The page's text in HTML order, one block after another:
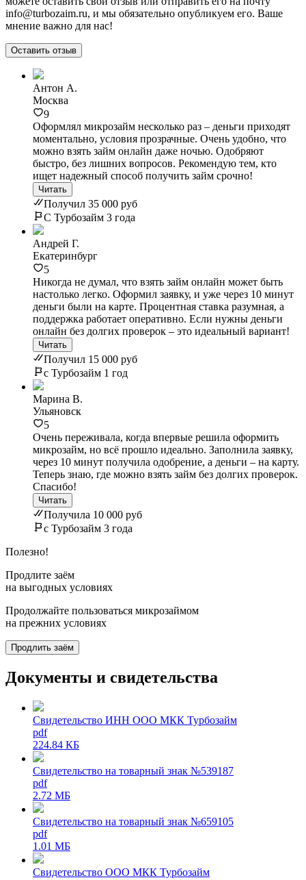
info@turbozaim.ru, и мы обязательно опубликуем его. Ваше
мнение важно для нас!
Оставить отзыв
Антон А.
Москва
9
Оформлял микрозайм несколько раз – деньги приходят
моментально, условия прозрачные. Очень удобно, что
можно взять займ онлайн даже ночью. Одобряют
быстро, без лишних вопросов. Рекомендую тем, кто
ищет надежный способ получить займ срочно!
Читать
Получил 35 000 руб
С Турбозайм 3 года
Андрей Г.
Екатеринбург
5
Никогда не думал, что взять займ онлайн может быть
настолько легко. Оформил заявку, и уже через 10 минут
деньги были на карте. Процентная ставка разумная, а
поддержка работает оперативно. Если нужны деньги
онлайн без долгих проверок – это идеальный вариант!
Читать
Получил 15 000 руб
с Турбозайм 1 год
Марина В.
Ульяновск
5
Очень переживала, когда впервые решила оформить
микрозайм, но всё прошло идеально. Заполнила заявку,
через 10 минут получила одобрение, а деньги – на карту.
Теперь знаю, где можно взять займ без долгих проверок.
Спасибо!
Читать
Получила 10 000 руб
с Турбозайм 3 года
Полезно!
Продлите заём
на выгодных условиях
Продолжайте пользоваться микрозаймом
на прежних условиях
Продлить заём
Документы и свидетельства
Свидетельство ИНН ООО МКК Турбозайм
pdf
224.84 КБ
Свидетельство на товарный знак №539187
pdf
2.72 МБ
Свидетельство на товарный знак №659105
pdf
1.01 МБ
Свидетельство ООО МКК Турбозайм